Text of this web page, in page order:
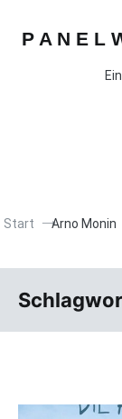
P A N E L
Start Arno Monin